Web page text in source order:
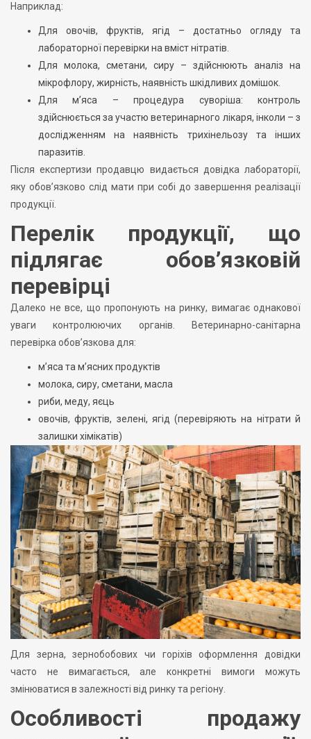
Наприклад:
Для овочів, фруктів, ягід – достатньо огляду та
лабораторної перевірки на вміст нітратів.
Для молока, сметани, сиру – здійснюють аналіз на
мікрофлору, жирність, наявність шкідливих домішок.
Для м’яса – процедура суворіша: контроль
здійснюється за участю ветеринарного лікаря, інколи – з
дослідженням на наявність трихінельозу та інших
паразитів.
Після експертизи продавцю видається довідка лабораторії,
яку обов’язково слід мати при собі до завершення реалізації
продукції.
Перелік продукції, що
підлягає обов’язковій
перевірці
Далеко не все, що пропонують на ринку, вимагає однакової
уваги контролюючих органів. Ветеринарно-санітарна
перевірка обов’язкова для:
м’яса та м’ясних продуктів
молока, сиру, сметани, масла
риби, меду, яєць
овочів, фруктів, зелені, ягід (перевіряють на нітрати й
залишки хімікатів)
Для зерна, зернобобових чи горіхів оформлення довідки
часто не вимагається, але конкретні вимоги можуть
змінюватися в залежності від ринку та регіону.
Особливості продажу